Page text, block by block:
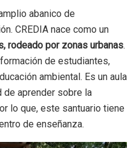
abanico de
CREDIA nace como un
rodeado por zonas urbanas.
de estudiantes,
ambiental. Es un aula
de aprender sobre la
lo que, este santuario tiene
de enseñanza.